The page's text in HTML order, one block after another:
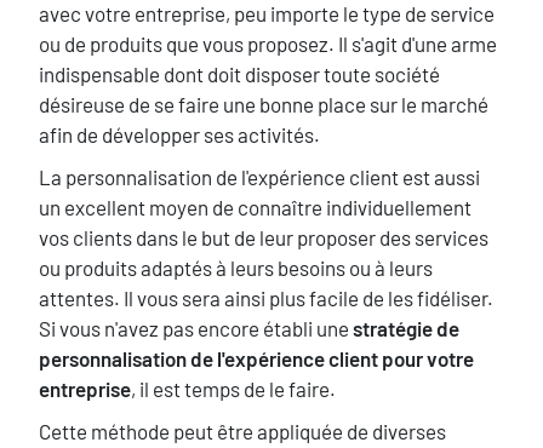
avec votre entreprise, peu importe le type de service
ou de produits que vous proposez. Il s'agit d'une arme
indispensable dont doit disposer toute société
désireuse de se faire une bonne place sur le marché
afin de développer ses activités.
La personnalisation de l'expérience client est aussi
un excellent moyen de connaître individuellement
vos clients dans le but de leur proposer des services
ou produits adaptés à leurs besoins ou à leurs
attentes. Il vous sera ainsi plus facile de les fidéliser.
Si vous n'avez pas encore établi une stratégie de
personnalisation de l'expérience client pour votre
entreprise, il est temps de le faire.
Cette méthode peut être appliquée de diverses